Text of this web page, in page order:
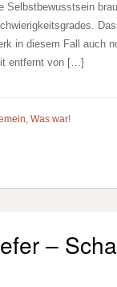
Selbstbewusstsein
in diesem Fall auch
entfernt von […]
Was war!
–